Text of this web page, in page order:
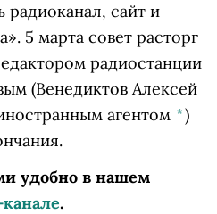
радиоканал, сайт и
5 марта совет расторг
радиостанции
(Венедиктов Алексей
агентом *)
удобно в нашем
.